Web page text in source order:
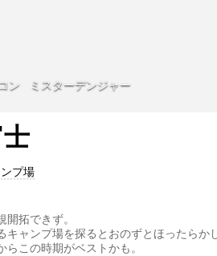
ミスターデンジャー
プ場
開拓できず。
キャンプ場を探るとおのずとほったらか
この時期がベストかも。